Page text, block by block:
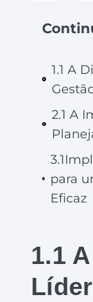
1.1 A
2.1 A
para
Eficaz
1.1